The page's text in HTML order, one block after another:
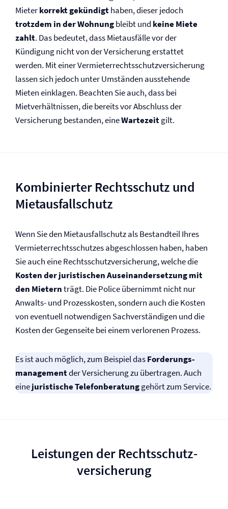
Mieterkorrekt gekündigthaben, dieser jedoch
trotzdem in der Wohnungbleibt und keine Miete
zahlt. Das bedeutet, dass Mietausfälle vor der
Kündigung nicht von der Versicherung erstattet
werden. Mit einer Vermieter­rechtsschutz­versicherung
lassen sich jedoch unter Umständen ausstehende
Mieten einklagen. Beachten Sie auch, dass bei
Mietverhältnissen, die bereits vor Abschluss der
Versicherung bestanden, eineWartezeitgilt.
Kombinierter Rechtsschutz und
Mietausfallschutz
Wenn Sie den Mietausfallschutz als Bestandteil Ihres
Vermieter­rechtsschutzes abgeschlossen haben, haben
Sie auch eine Rechtsschutz­versicherung, welche die
Kosten der juristischen Auseinandersetzung mit
den Mieternträgt. Die Police übernimmt nicht nur
Anwalts- und Prozesskosten, sondern auch die Kosten
von eventuell notwendigen Sachverständigen und die
Kosten der Gegenseite bei einem verlorenen Prozess.
Es ist auch möglich, zum Beispiel dasForderungs­
managementder Versicherung zu übertragen. Auch
einejuristische Telefonberatunggehört zum Service.
Leistungen der Rechtsschutz­
versicherung